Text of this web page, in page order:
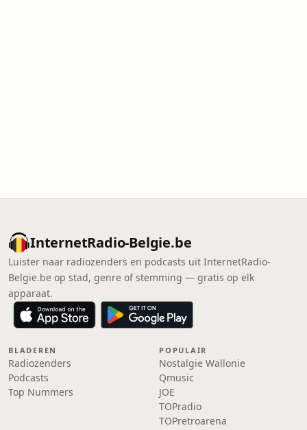
InternetRadio-Belgie.be
Luister naar radiozenders en podcasts uit InternetRadio-
Belgie.be op stad, genre of stemming — gratis op elk
apparaat.
BLADEREN
Radiozenders
Podcasts
Top Nummers
POPULAIR
Nostalgie Wallonie
Qmusic
JOE
TOPradio
TOPretroarena